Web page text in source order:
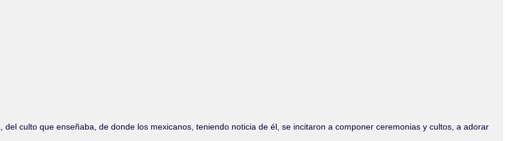
Wimmer
culto que enseñaba, de donde los mexicanos, teniendo noticia de él, se incitaron a componer ceremonias y cultos, a adorar